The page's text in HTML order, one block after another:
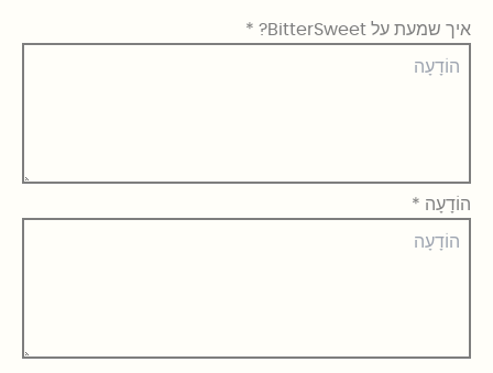
איך שמעת על BitterSweet? *
הוֹדָעָה*